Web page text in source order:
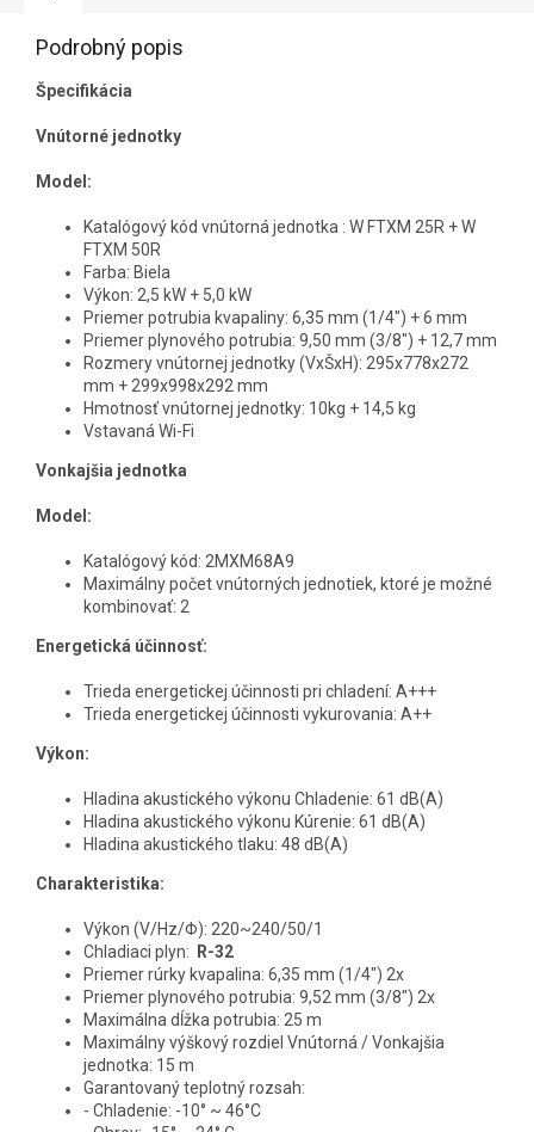
Podrobný popis
Špecifikácia
Vnútorné jednotky
Model:
Katalógový kód vnútorná jednotka : W FTXM 25R + W
FTXM 50R
Farba: Biela
Výkon: 2,5 kW + 5,0 kW
Priemer potrubia kvapaliny: 6,35 mm (1/4") + 6 mm
Priemer plynového potrubia: 9,50 mm (3/8") + 12,7 mm
Rozmery vnútornej jednotky (VxŠxH): 295x778x272
mm + 299x998x292 mm
Hmotnosť vnútornej jednotky: 10kg + 14,5 kg
Vstavaná Wi-Fi
Vonkajšia jednotka
Model:
Katalógový kód: 2MXM68A9
Maximálny počet vnútorných jednotiek, ktoré je možné
kombinovať: 2
Energetická účinnosť:
Trieda energetickej účinnosti pri chladení: A+++
Trieda energetickej účinnosti vykurovania: A++
Výkon:
Hladina akustického výkonu Chladenie: 61 dB(A)
Hladina akustického výkonu Kúrenie: 61 dB(A)
Hladina akustického tlaku: 48 dB(A)
Charakteristika:
Výkon (V/Hz/Φ): 220~240/50/1
Chladiaci plyn:
R-32
Priemer rúrky kvapalina: 6,35 mm (1/4") 2x
Priemer plynového potrubia: 9,52 mm (3/8") 2x
Maximálna dĺžka potrubia: 25 m
Maximálny výškový rozdiel Vnútorná / Vonkajšia
jednotka: 15 m
Garantovaný teplotný rozsah:
- Chladenie: -10° ~ 46°C